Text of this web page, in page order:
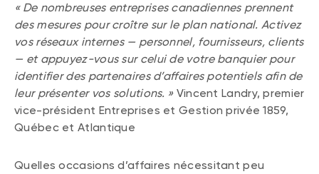
« De nombreuses entreprises canadiennes prennent
des mesures pour croître sur le plan national. Activez
vos réseaux internes — personnel, fournisseurs, clients
— et appuyez-vous sur celui de votre banquier pour
identifier des partenaires d’affaires potentiels afin de
leur présenter vos solutions. » Vincent Landry, premier
vice-président Entreprises et Gestion privée 1859,
Québec et Atlantique
Quelles occasions d’affaires nécessitant peu